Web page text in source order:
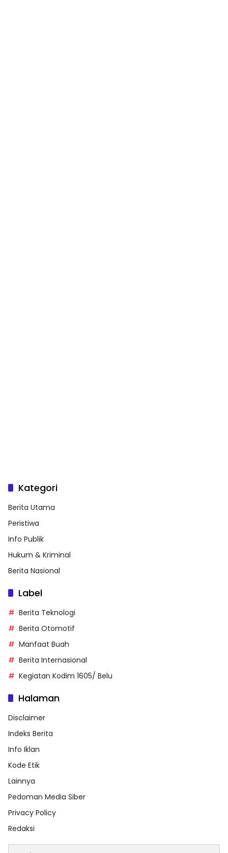
Kategori
Berita Utama
Peristiwa
Info Publik
Hukum & Kriminal
Berita Nasional
Label
Berita Teknologi
Berita Otomotif
Manfaat Buah
Berita Internasional
Kegiatan Kodim 1605/ Belu
Halaman
Disclaimer
Indeks Berita
Info Iklan
Kode Etik
Lainnya
Pedoman Media Siber
Privacy Policy
Redaksi